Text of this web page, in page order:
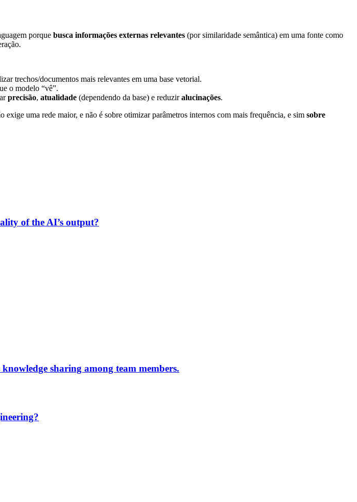
porque busca informações externas relevantes (por similaridade semântica) em uma fonte como
trechos/documentos mais relevantes em uma base vetorial.
o modelo “vê”.
precisão, atualidade (dependendo da base) e reduziralucinações.
uma rede maior, e não é sobre otimizar parâmetros internos com mais frequência, e sim sobre
of the AI’s output?
sharing among team members.